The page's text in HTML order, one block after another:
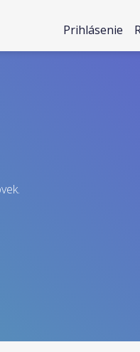
Prihlásenie